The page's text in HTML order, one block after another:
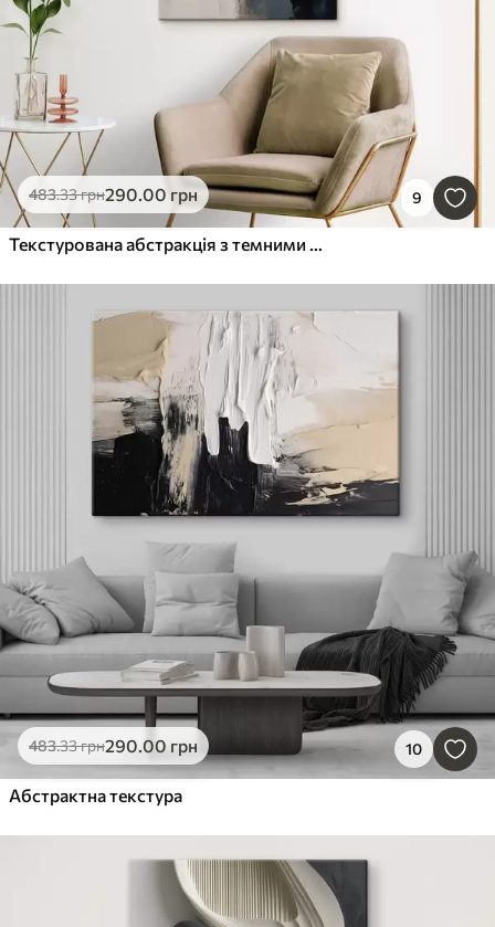
483.33грн290.00 грн 9
Текстурована абстракція з темними блоками
483.33грн290.00 грн 10
Абстрактна текстура